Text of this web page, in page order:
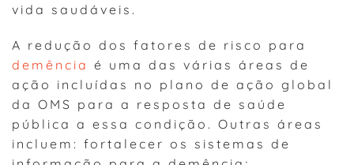
vida saudáveis.
A redução dos fatores de risco para
demência é uma das várias áreas de
ação incluídas no plano de ação global
da OMS para a resposta de saúde
pública a essa condição. Outras áreas
incluem: fortalecer os sistemas de